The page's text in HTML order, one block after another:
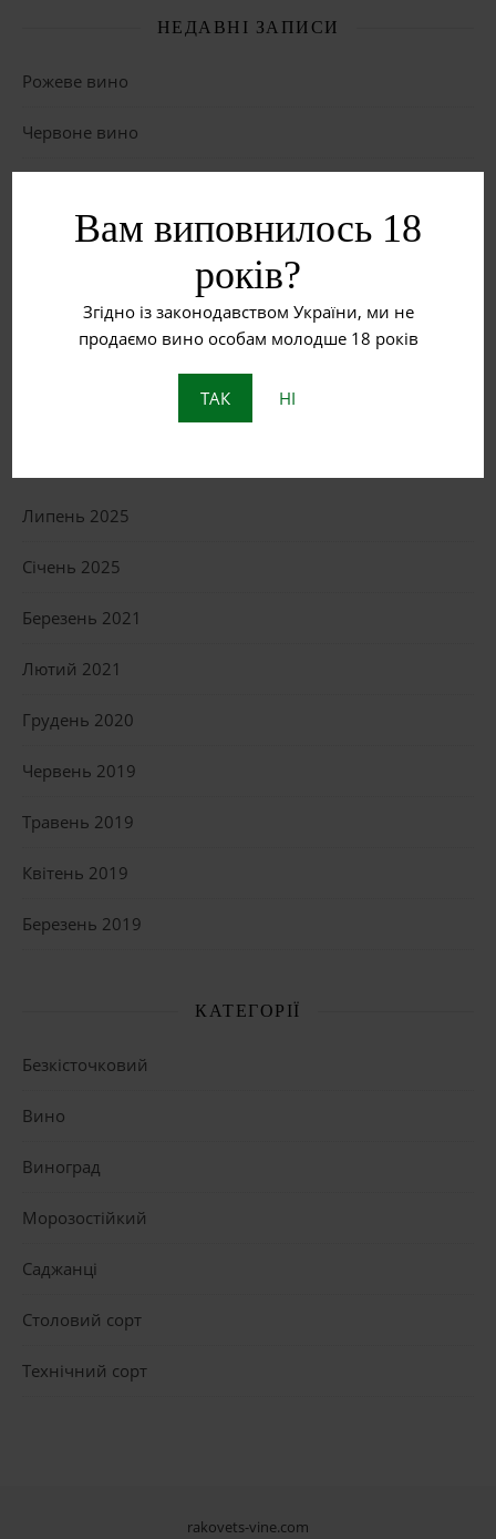
Вам виповнилось 18
років?
Згідно із законодавством України, ми не
продаємо вино особам молодше 18 років
ТАК НІ
НЕДАВНІ ЗАПИСИ
Рожеве вино
Червоне вино
Що таке бурштинове вино?
Пет Нат: Натуральне ігристе вино з історією
ОСТАННІ КОМЕНТАРІ
Липень 2025
Січень 2025
Березень 2021
Лютий 2021
Грудень 2020
Червень 2019
Травень 2019
Квітень 2019
Березень 2019
КАТЕГОРІЇ
Безкісточковий
Вино
Виноград
Морозостійкий
Саджанці
Столовий сорт
Технічний сорт
rakovets-vine.com